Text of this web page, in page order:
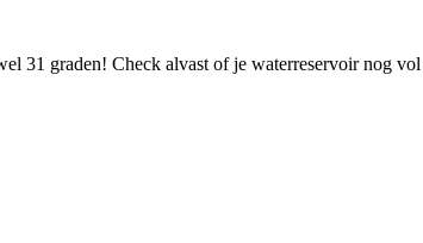
31 graden! Check alvast of je waterreservoir nog